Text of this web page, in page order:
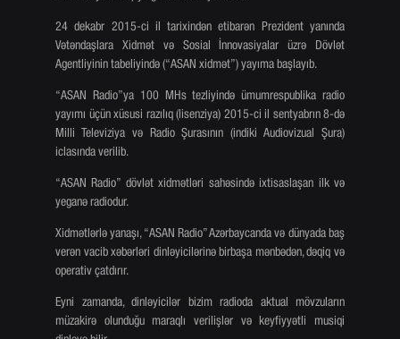
24 dekabr 2015-ci il tarixindən etibarən Prezident yanında
Vətəndaşlara Xidmət və Sosial İnnovasiyalar üzrə Dövlət
Agentliyinin tabeliyində (“ASAN xidmət”) yayıma başlayıb.
“ASAN Radio”ya 100 MHs tezliyində ümumrespublika radio
yayımı üçün xüsusi razılıq (lisenziya) 2015-ci il sentyabrın 8-də
Milli Televiziya və Radio Şurasının (indiki Audiovizual Şura)
iclasında verilib.
“ASAN Radio” dövlət xidmətləri sahəsində ixtisaslaşan ilk və
yeganə radiodur.
Xidmətlərlə yanaşı, “ASAN Radio” Azərbaycanda və dünyada baş
verən vacib xəbərləri dinləyicilərinə birbaşa mənbədən, dəqiq və
operativ çatdırır.
Eyni zamanda, dinləyicilər bizim radioda aktual mövzuların
müzakirə olunduğu maraqlı verilişlər və keyfiyyətli musiqi